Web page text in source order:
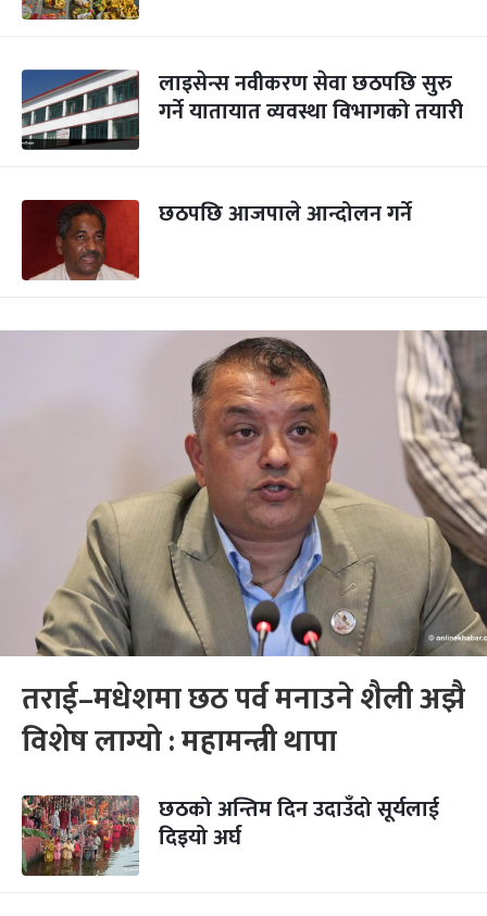
लाइसेन्स नवीकरण सेवा छठपछि सुरु
गर्ने यातायात व्यवस्था विभागको तयारी
छठपछि आजपाले आन्दोलन गर्ने
तराई–मधेशमा छठ पर्व मनाउने शैली अझै
विशेष लाग्यो : महामन्त्री थापा
छठको अन्तिम दिन उदाउँदो सूर्यलाई
दिइयो अर्घ